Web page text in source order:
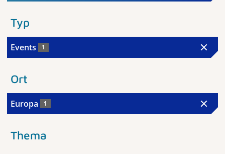
Typ
Events 1
Ort
Europa 1
Thema